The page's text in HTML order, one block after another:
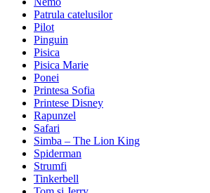
Patrula catelusilor
Pilot
Pinguin
Pisica
Pisica Marie
Ponei
Printesa Sofia
Printese Disney
Rapunzel
Safari
Simba – The Lion King
Spiderman
Strumfi
Tinkerbell